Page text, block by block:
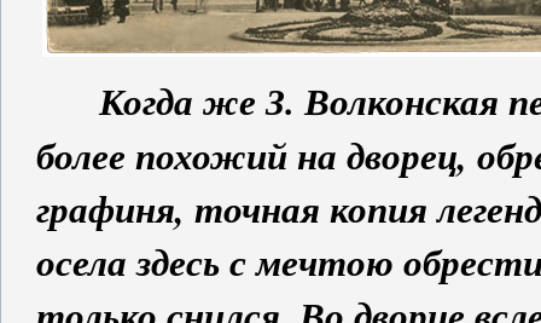
Когда же З. Волконская
более похожий на дворец,
графиня, точная копия
осела здесь с мечтою